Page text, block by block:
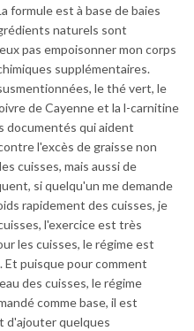
formule est à base de baies
naturels sont
pas empoisonner mon corps
supplémentaires.
le thé vert, le
de Cayenne et la l-carnitine
documentés qui aident
l'excès de graisse non
cuisses, mais aussi de
si quelqu'un me demande
rapidement des cuisses, je
l'exercice est très
les cuisses, le régime est
Et puisque pour comment
des cuisses, le régime
comme base, il est
d'ajouter quelques